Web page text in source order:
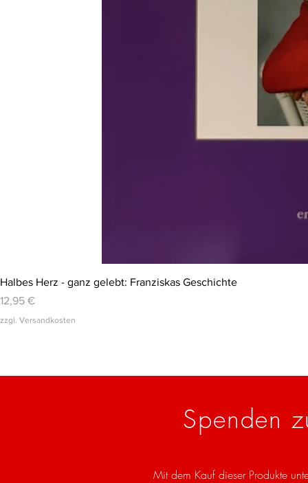
Halbes Herz - ganz gelebt: Franziskas Geschichte
Preis
12,95 €
zzgl. Versandkosten
Spenden
Mit dem Kauf dieser Produkte